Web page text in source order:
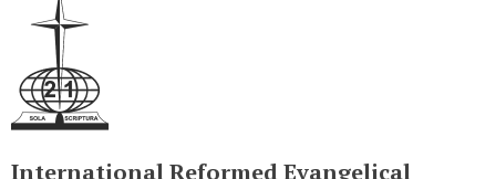
International Reformed Evangelical